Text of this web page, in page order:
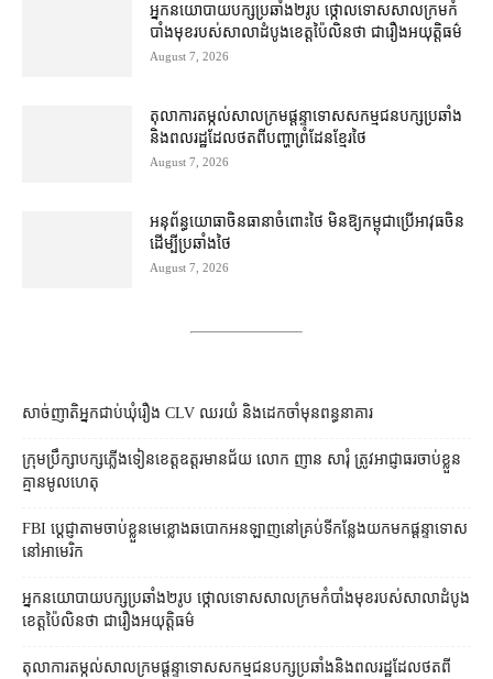
អ្នកនយោបាយ​បក្ស​ប្រឆាំង​២​រូប ថ្កោលទោស​សាលក្រម​កំ
បាំងមុខ​របស់​សាលាដំបូង​ខេត្ត​ប៉ៃលិន​ថា ជា​រឿង​អយុត្តិធម៌
August 7, 2026
តុលាការ​តម្កល់​សាលក្រម​ផ្ដន្ទាទោស​សកម្មជន​បក្ស​ប្រឆាំង​
និង​ពលរដ្ឋ​ដែល​ថត​ពី​បញ្ហា​ព្រំដែន​ខ្មែរ​ថៃ
August 7, 2026
អនុព័ន្ធយោធា​ចិន​ធានា​ចំពោះ​ថៃ មិន​ឱ្យ​កម្ពុជា​ប្រើ​អាវុធ​ចិន​
ដើម្បី​ប្រឆាំង​ថៃ ​
August 7, 2026
សាច់ញាតិអ្នកជាប់ឃុំរឿង CLV ឈរយំ និងដេកចាំមុនពន្ធនាគារ
ក្រុមប្រឹក្សា​បក្ស​ភ្លើងទៀន​ខេត្ត​ឧត្ដរមានជ័យ លោក ញាន សារុំ ត្រូវ​អាជ្ញាធរ​ចាប់ខ្លួន​
គ្មាន​មូលហេតុ
FBI ប្ដេជ្ញា​តាម​ចាប់ខ្លួន​មេខ្លោង​ឆបោក​អនឡាញ​នៅ​គ្រប់​ទីកន្លែង​យក​មក​ផ្ដន្ទាទោស​
នៅ​អាមេរិក
អ្នកនយោបាយ​បក្ស​ប្រឆាំង​២​រូប ថ្កោលទោស​សាលក្រម​កំបាំងមុខ​របស់​សាលាដំបូង​
ខេត្ត​ប៉ៃលិន​ថា ជា​រឿង​អយុត្តិធម៌
តុលាការ​តម្កល់​សាលក្រម​ផ្ដន្ទាទោស​សកម្មជន​បក្ស​ប្រឆាំង​និង​ពលរដ្ឋ​ដែល​ថត​ពី​